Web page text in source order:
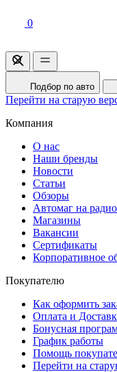
0
Подбор по авто
Перейти на старую
Компания
О нас
Наши бренды
Новости
Статьи
Обзоры
Автомаг на радио
Магазины
Вакансии
Сертификаты
Корпоративное
Покупателю
Как оформить
Оплата и
Бонусная
График работы
Помощь
Перейти на